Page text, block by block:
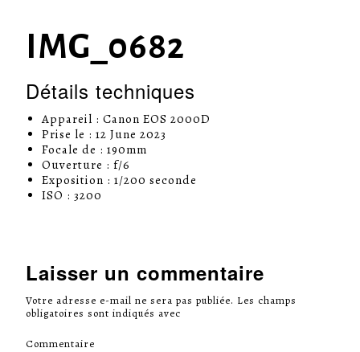
IMG_0682
Détails techniques
Appareil : Canon EOS 2000D
Prise le : 12 June 2023
Focale de : 190mm
Ouverture : f/6
Exposition : 1/200 seconde
ISO : 3200
Laisser un commentaire
Votre adresse e-mail ne sera pas publiée. Les champs
obligatoires sont indiqués avec
Commentaire